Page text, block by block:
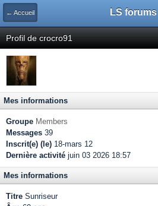
← Accueil LS forums
Profil de crocro91
Mes informations
Groupe Members
Messages 39
Inscrit(e) (le) 18-mars 12
Dernière activité juin 03 2026 18:57
Mes informations
Titre Sunriseur